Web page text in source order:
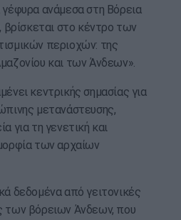
ανάμεσα στη Βόρεια
βρίσκεται στο κέντρο των
περιοχών: της
και των Άνδεων».
κεντρικής σημασίας για
μετανάστευσης,
για τη γενετική και
των αρχαίων
δεδομένα από γειτονικές
των βόρειων Άνδεων, που